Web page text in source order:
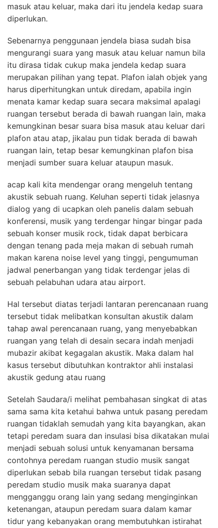
masuk atau keluar, maka dari itu jendela kedap suara
diperlukan.
Sebenarnya penggunaan jendela biasa sudah bisa
mengurangi suara yang masuk atau keluar namun bila
itu dirasa tidak cukup maka jendela kedap suara
merupakan pilihan yang tepat. Plafon ialah objek yang
harus diperhitungkan untuk diredam, apabila ingin
menata kamar kedap suara secara maksimal apalagi
ruangan tersebut berada di bawah ruangan lain, maka
kemungkinan besar suara bisa masuk atau keluar dari
plafon atau atap, jikalau pun tidak berada di bawah
ruangan lain, tetap besar kemungkinan plafon bisa
menjadi sumber suara keluar ataupun masuk.
acap kali kita mendengar orang mengeluh tentang
akustik sebuah ruang. Keluhan seperti tidak jelasnya
dialog yang di ucapkan oleh panelis dalam sebuah
konferensi, musik yang terdengar hingar bingar pada
sebuah konser musik rock, tidak dapat berbicara
dengan tenang pada meja makan di sebuah rumah
makan karena noise level yang tinggi, pengumuman
jadwal penerbangan yang tidak terdengar jelas di
sebuah pelabuhan udara atau airport.
Hal tersebut diatas terjadi lantaran perencanaan ruang
tersebut tidak melibatkan konsultan akustik dalam
tahap awal perencanaan ruang, yang menyebabkan
ruangan yang telah di desain secara indah menjadi
mubazir akibat kegagalan akustik. Maka dalam hal
kasus tersebut dibutuhkan kontraktor ahli instalasi
akustik gedung atau ruang
Setelah Saudara/i melihat pembahasan singkat di atas
sama sama kita ketahui bahwa untuk pasang peredam
ruangan tidaklah semudah yang kita bayangkan, akan
tetapi peredam suara dan insulasi bisa dikatakan mulai
menjadi sebuah solusi untuk kenyamanan bersama
contohnya peredam ruangan studio musik sangat
diperlukan sebab bila ruangan tersebut tidak pasang
peredam studio musik maka suaranya dapat
mengganggu orang lain yang sedang menginginkan
ketenangan, ataupun peredam suara dalam kamar
tidur yang kebanyakan orang membutuhkan istirahat